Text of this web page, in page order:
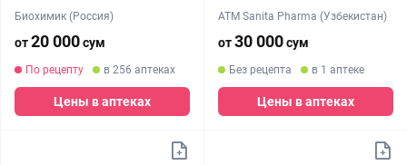
Биохимик (Россия)
от20 000сум
По рецепту в 256 аптеках
Цены в аптеках
ATM Sanita Pharma (Узбекистан)
от30 000сум
Без рецепта в 1 аптеке
Цены в аптеках